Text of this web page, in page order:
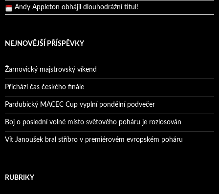
Reprezentační dvojice brala český titul!
NEJNOVĚJŠÍ PŘÍSPĚVKY
Žarnovický majstrovský víkend
Přichází čas českého finále
Pardubický MACEC Cup vyplní pondělní podvečer
Boj o poslední volné místo světového poháru je rozlosován
Vít Janoušek bral stříbro v premiérovém evropském poháru
RUBRIKY